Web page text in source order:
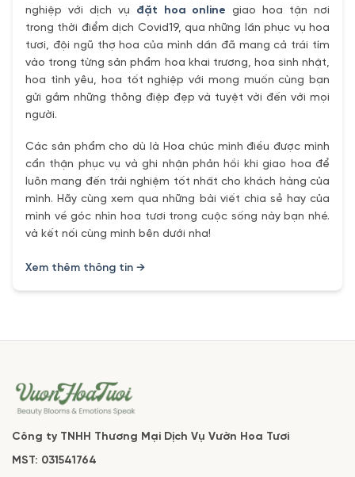
nghiệp với dịch vụ đặt hoa online giao hoa tận nơi
trong thời điểm dịch Covid19, qua những lần phục vụ hoa
tươi, đội ngũ thợ hoa của mình dần đã mang cả trái tím
vào trong từng sản phẩm hoa khai trương, hoa sinh nhật,
hoa tình yêu, hoa tốt nghiệp với mong muốn cùng bạn
gửi gắm những thông điệp đẹp và tuyệt vời đến với mọi
người.
Các sản phẩm cho dù là Hoa chúc mình điều được mình
cẩn thận phục vụ và ghi nhận phản hồi khi giao hoa để
luôn mang đến trải nghiệm tốt nhất cho khách hàng của
mình. Hãy cùng xem qua những bài viết chia sẻ hay của
mình về góc nhìn hoa tươi trong cuộc sống này bạn nhé.
và kết nối cùng mình bên dưới nha!
Xem thêm thông tin →
Công ty TNHH Thương Mại Dịch Vụ Vườn Hoa Tươi
MST: 031541764